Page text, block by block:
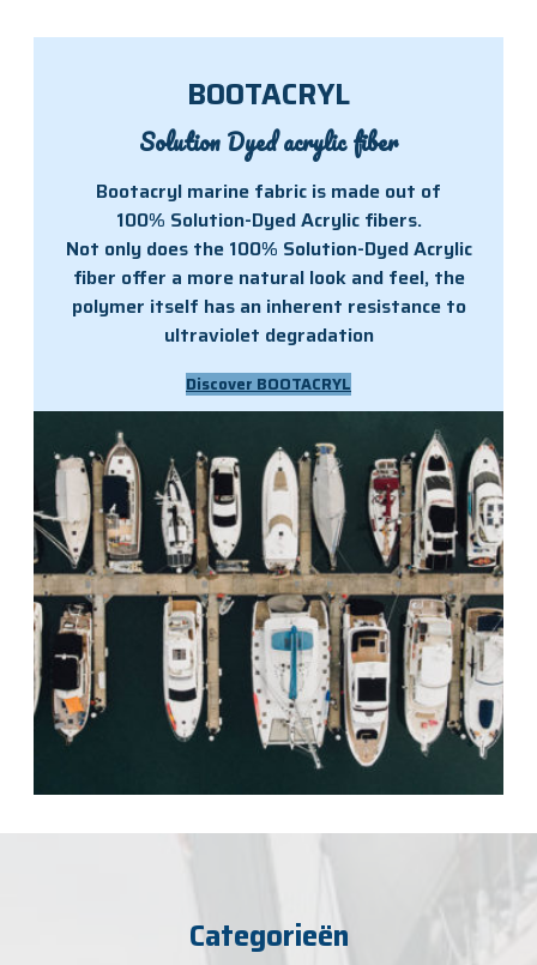
BOOTACRYL
Solution Dyed acrylic fiber
Bootacryl marine fabric is made out of
100% Solution-Dyed Acrylic fibers.
Not only does the 100% Solution-Dyed Acrylic
fiber offer a more natural look and feel, the
polymer itself has an inherent resistance to
ultraviolet degradation
Discover BOOTACRYL
Categorieën